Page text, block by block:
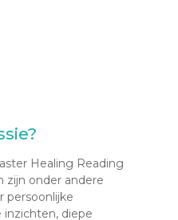
Healing Reading
zijn onder andere
persoonlijke
inzichten, diepe